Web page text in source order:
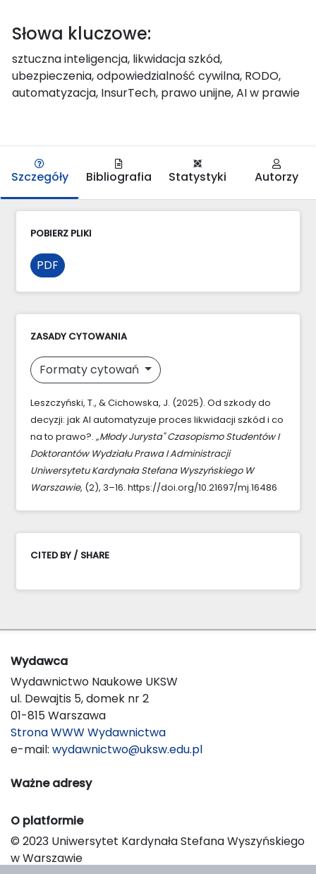
Słowa kluczowe:
sztuczna inteligencja, likwidacja szkód,
ubezpieczenia, odpowiedzialność cywilna, RODO,
automatyzacja, InsurTech, prawo unijne, AI w prawie
Szczegóły Bibliografia Statystyki Autorzy
POBIERZ PLIKI
PDF
ZASADY CYTOWANIA
Formaty cytowań
Leszczyński, T., & Cichowska, J. (2025). Od szkody do
decyzji: jak AI automatyzuje proces likwidacji szkód i co
na to prawo?. „Młody Jurysta" Czasopismo Studentów I
Doktorantów Wydziału Prawa I Administracji
Uniwersytetu Kardynała Stefana Wyszyńskiego W
Warszawie, (2), 3–16. https://doi.org/10.21697/mj.16486
CITED BY / SHARE
Wydawca
Wydawnictwo Naukowe UKSW
ul. Dewajtis 5, domek nr 2
01-815 Warszawa
Strona WWW Wydawnictwa
e-mail: wydawnictwo@uksw.edu.pl
Ważne adresy
O platformie
© 2023 Uniwersytet Kardynała Stefana Wyszyńskiego
w Warszawie